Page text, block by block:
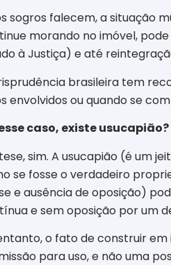
sogros falecem, a situação
morando no imóvel,
à Justiça) e até
brasileira tem
envolvidos ou quando se
caso, existe usucapião?
sim. A usucapião (é um
se fosse o verdadeiro
e ausência de oposição)
e sem oposição por um
o fato de construir
para uso, e não uma